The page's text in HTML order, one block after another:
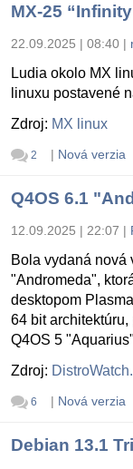
MX-25
22.09.2025 | 08:40 |
Ludia okolo MX
linuxu postavené
Zdroj: MX linux
2 | Nová verzia
Q4OS 6.1
12.09.2025 | 22:07 |
Bola vydaná nová
"Andromeda",
desktopom
64 bit
Q4OS 5
Zdroj:
6 | Nová verzia
Debian 13.1